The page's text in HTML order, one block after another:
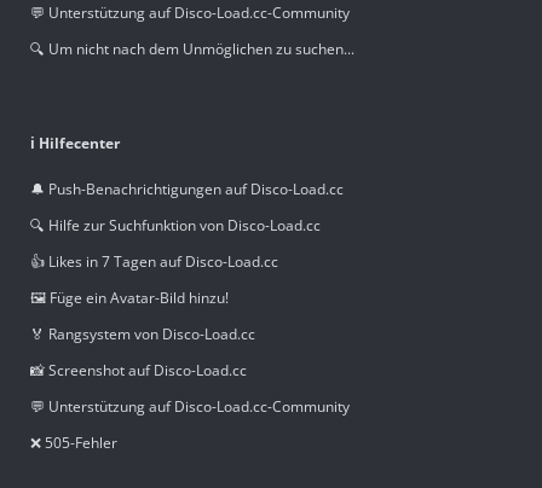
💬 Unterstützung auf Disco-Load.cc-Community
🔍 Um nicht nach dem Unmöglichen zu suchen...
ℹ️ Hilfecenter
🔔 Push-Benachrichtigungen auf Disco-Load.cc
🔍 Hilfe zur Suchfunktion von Disco-Load.cc
👍 Likes in 7 Tagen auf Disco-Load.cc
🖼️ Füge ein Avatar-Bild hinzu!
🏅 Rangsystem von Disco-Load.cc
📸 Screenshot auf Disco-Load.cc
💬 Unterstützung auf Disco-Load.cc-Community
❌ 505-Fehler